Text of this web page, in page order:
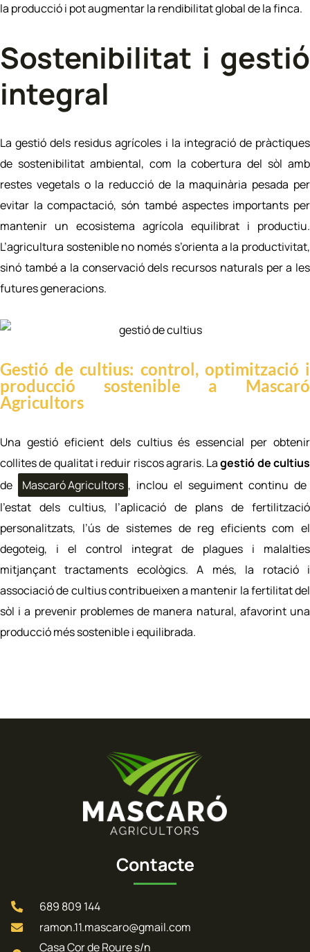
la producció i pot augmentar la rendibilitat global de la finca.
Sostenibilitat i gestió
integral
La gestió dels residus agrícoles i la integració de pràctiques
de sostenibilitat ambiental, com la cobertura del sòl amb
restes vegetals o la reducció de la maquinària pesada per
evitar la compactació, són també aspectes importants per
mantenir un ecosistema agrícola equilibrat i productiu.
L’agricultura sostenible no només s’orienta a la productivitat,
sinó també a la conservació dels recursos naturals per a les
futures generacions.
Gestió de cultius: control, optimització i
producció sostenible a Mascaró
Agricultors
Una gestió eficient dels cultius és essencial per obtenir
collites de qualitat i reduir riscos agraris. Lagestió de cultius
de
Mascaró Agricultors , inclou el seguiment continu de
l’estat dels cultius, l’aplicació de plans de fertilització
personalitzats, l’ús de sistemes de reg eficients com el
degoteig, i el control integrat de plagues i malalties
mitjançant tractaments ecològics. A més, la rotació i
associació de cultius contribueixen a mantenir la fertilitat del
sòl i a prevenir problemes de manera natural, afavorint una
producció més sostenible i equilibrada.
Contacte
689 809 144
ramon.11.mascaro@gmail.com
Casa Cor de Roure s/n